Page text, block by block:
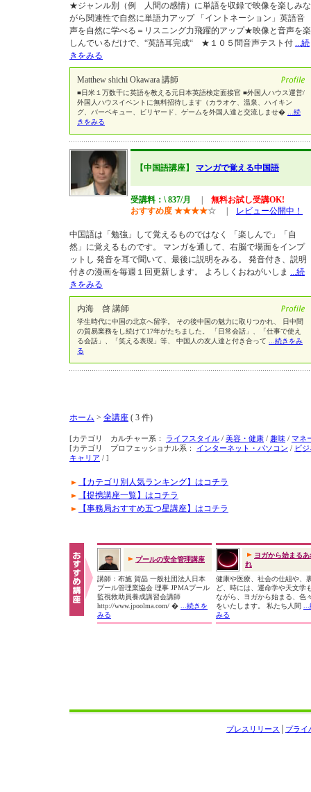
★ジャンル別（例 人間の感情）に単語を収録で映像を楽しみな
がら関連性で自然に単語力アップ 「イントネーション」英語音
声を自然に学べる＝リスニング力飛躍的アップ★映像と音声を楽
しんでいるだけで、“英語耳完成“ ★１０５問音声テスト付 ...続
きをみる
Matthew shichi Okawara 講師
■日米１万数千に英語を教える元日本英語検定面接官 ■外国人ハウス運営/
外国人ハウスイベントに無料招待します（カラオケ、温泉、ハイキン
グ、バーベキュー、ビリヤード、ゲームを外国人達と交流しませ�
...続
きをみる
【中国語講座】 マンガで覚える中国語
受講料：\ 837/月
無料お試し受講OK!
おすすめ度 ★★★★☆ レビュー公開中！
中国語は「勉強」して覚えるものではなく 「楽しんで」「自
然」に覚えるものです。 マンガを通して、右脳で場面をインプ
ットし 発音を耳で聞いて、最後に説明をみる。 発音付き、説明
付きの漫画を毎週１回更新します。 よろしくおねがいしま ...続
きをみる
内海 啓 講師
学生時代に中国の北京へ留学。 その後中国の魅力に取りつかれ、 日中間
の貿易業務をし続けて17年がたちました。 「日常会話」、「仕事で使え
る会話」、「笑える表現」等、 中国人の友人達と付き合って
...続きをみ
る
ホーム > 全講座 ( 3 件)
[カテゴリ カルチャー系： ライフスタイル / 美容・健康 / 趣味 / マネ
[カテゴリ プロフェッショナル系： インターネット・パソコン / ビ
キャリア / ]
【カテゴリ別人気ランキング】はコチラ
【提携講座一覧】はコチラ
【事務局おすすめ五つ星講座】はコチラ
プールの安全管理講座
講師：布施 賀晶 一般社団法人日本
プール管理業協会 理事 JPMAプール
監視救助員養成講習会講師
http://www.jpoolma.com/ �
...続きを
みる
ヨガから始まるあ
れ
健康や医療、社会の仕組や、
ど、時には、運命学や天文学
ながら、ヨガから始まる、色
をいたします。 私たち人間
みる
プライ
プレスリリース